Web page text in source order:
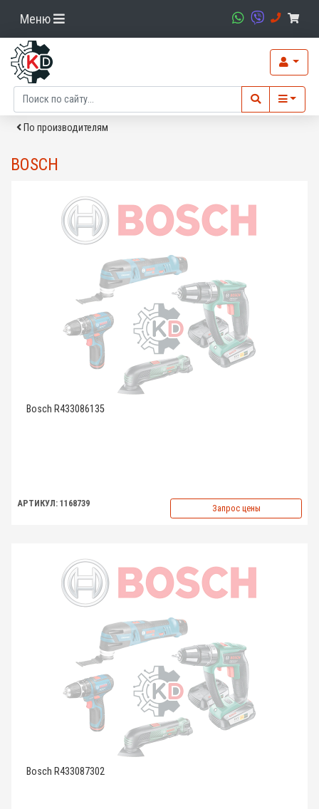
Меню
По производителям
BOSCH
Bosch R433086135
АРТИКУЛ: 1168739 Запрос цены
Bosch R433087302